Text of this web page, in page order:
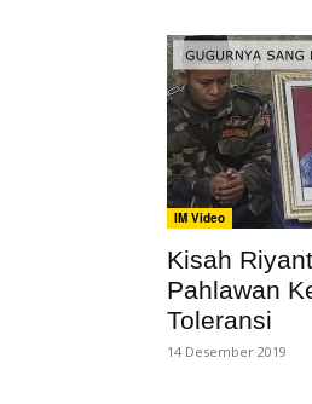
IM Video
Kisah
Pahlawan
Toleransi
14 Desember 2019